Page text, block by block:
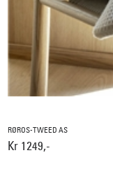
RØROS-TWEED AS
Kr 1249,-